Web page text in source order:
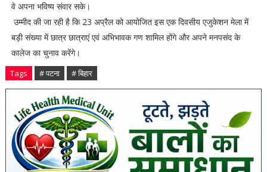
वे अपना भविष्य संवार सके।
उम्मीद की जा रही है कि 23 अप्रैल को आयोजित इस एक दिवसीय एजुकेशन मेला में
बड़ी संख्या में छात्र छात्राएं एवं अभिभावक गण शामिल होंगे और अपने मनपसंद के
कालेज का चुनाव करेंगे।
Tags # पटना # बिहार